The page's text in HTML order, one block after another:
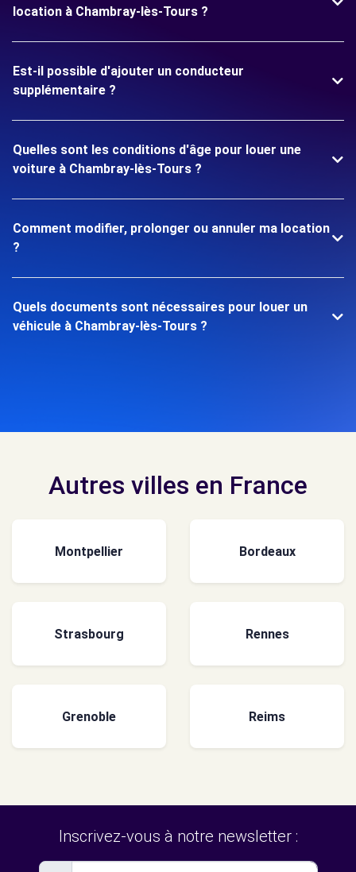
location à Chambray-lès-Tours ?
Est-il possible d'ajouter un conducteur
supplémentaire ?
Quelles sont les conditions d'âge pour louer une
voiture à Chambray-lès-Tours ?
Comment modifier, prolonger ou annuler ma location
?
Quels documents sont nécessaires pour louer un
véhicule à Chambray-lès-Tours ?
Autres villes en France
Montpellier Bordeaux
Strasbourg Rennes
Grenoble Reims
Inscrivez-vous à notre newsletter :